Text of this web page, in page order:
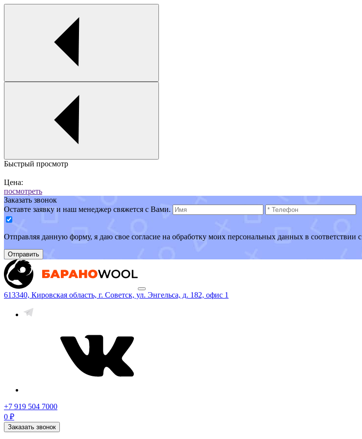
Быстрый просмотр
Цена:
посмотреть
Заказать звонок
Оставте заявку и наш менеджер свяжется с Вами.
Отправляя данную форму, я даю свое согласие на обработку моих персональных данных в соответствии с
Отправить
613340, Кировская область, г. Советск, ул. Энгельса, д. 182, офис 1
+7 919 504 7000
0 ₽
Заказать звонок